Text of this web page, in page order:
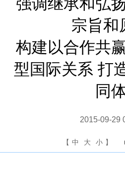
宗旨和
构建以合作共
型国际关系 打
同
2015-09-29
【 中 大 小 】